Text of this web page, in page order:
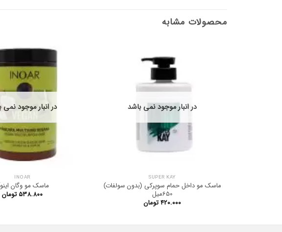
محصولات مشابه
در انبار موجود نمی باشد
SUPER KAY
ماسک مو داخل حمام سوپرکی (بدون سولفات)
650میل
۴۲۰.۰۰۰ تومان
در انبار موجود نمی
INOAR
ماسک مو وگان
۵۳۸.۸۰۰ تومان